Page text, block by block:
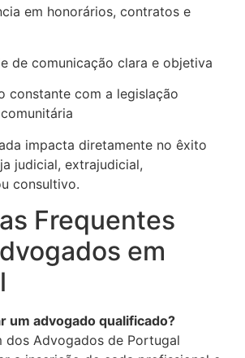
em honorários, contratos e
de comunicação clara e objetiva
constante com a legislação
impacta diretamente no êxito
judicial, extrajudicial,
consultivo.
Frequentes
em
um advogado qualificado?
dos Advogados de Portugal